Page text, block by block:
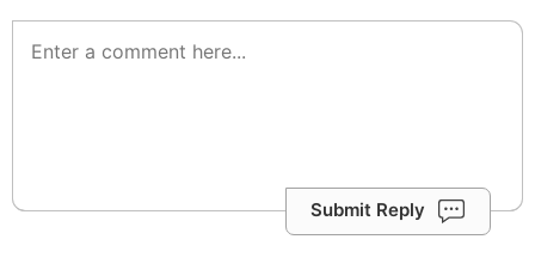
Submit Reply